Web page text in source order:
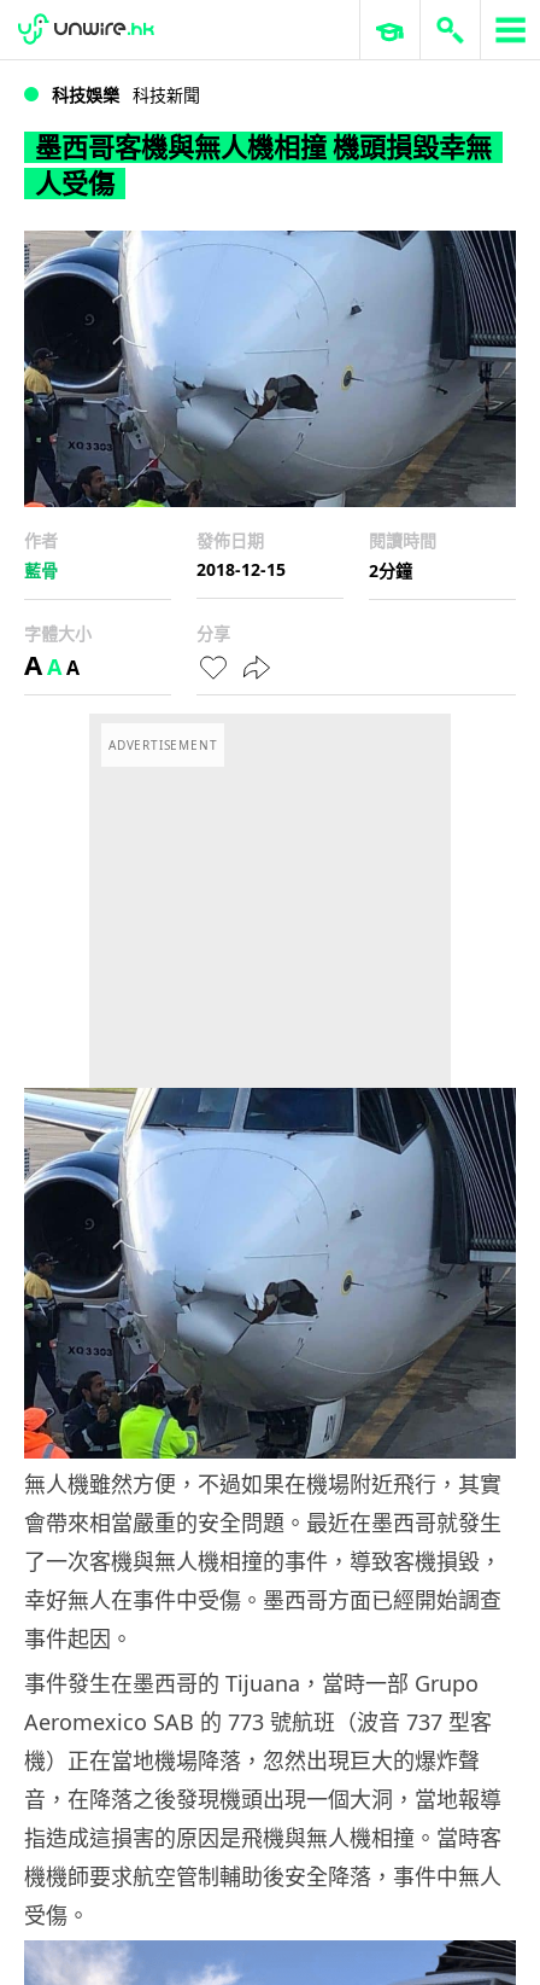
墨西哥客機與無人機相撞 機頭損毀幸無人受傷
WWDC 2026 ERP 與商業 AI
科技娛樂 科技新聞
墨西哥客機與無人機相撞 機頭損毀幸無
人受傷
作者
藍骨
發佈日期
2018-12-15
閱讀時間
2分鐘
字體大小
AAA
分享
ADVERTISEMENT
無人機雖然方便，不過如果在機場附近飛行，其實
會帶來相當嚴重的安全問題。最近在墨西哥就發生
了一次客機與無人機相撞的事件，導致客機損毀，
幸好無人在事件中受傷。墨西哥方面已經開始調查
事件起因。
事件發生在墨西哥的 Tijuana，當時一部 Grupo
Aeromexico SAB 的 773 號航班（波音 737 型客
機）正在當地機場降落，忽然出現巨大的爆炸聲
音，在降落之後發現機頭出現一個大洞，當地報導
指造成這損害的原因是飛機與無人機相撞。當時客
機機師要求航空管制輔助後安全降落，事件中無人
受傷。